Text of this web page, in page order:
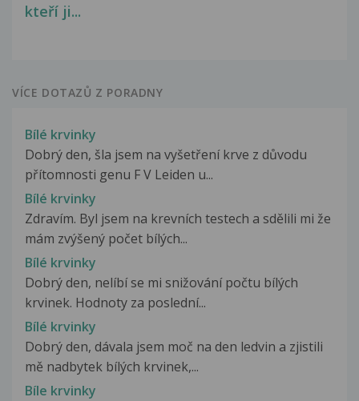
kteří ji...
VÍCE DOTAZŮ Z PORADNY
Bílé krvinky
Dobrý den, šla jsem na vyšetření krve z důvodu
přítomnosti genu F V Leiden u...
Bílé krvinky
Zdravím. Byl jsem na krevních testech a sdělili mi že
mám zvýšený počet bílých...
Bílé krvinky
Dobrý den, nelíbí se mi snižování počtu bílých
krvinek. Hodnoty za poslední...
Bílé krvinky
Dobrý den, dávala jsem moč na den ledvin a zjistili
mě nadbytek bílých krvinek,...
Bíle krvinky